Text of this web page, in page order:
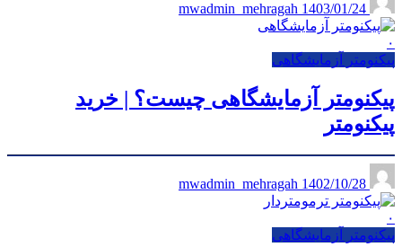
1403/01/24
۰
پیکنومتر آزمایشگاهی
پیکنومتر آزمایشگاهی چیست؟ | خرید
پیکنومتر
1402/10/28
۰
پیکنومتر آزمایشگاهی